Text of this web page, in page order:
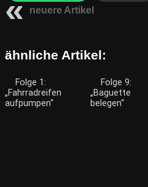
neuere Artikel
ähnliche Artikel:
Folge 1:
„Fahrradreifen
aufpumpen“
Folge 9:
„Baguette
belegen“